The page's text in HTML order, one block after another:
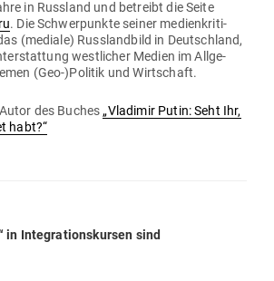
in Russland und betreibt die Seite
. Die Schwer­punkte seiner medi­en­kri­ti­
(mediale) Russ­landbild in Deutschland,
west­licher Medien im All­ge­
(Geo-)Politik und Wirtschaft.
des Buches „Vla­dimir Putin: Seht Ihr,
habt?“
in Inte­gra­ti­ons­kursen sind